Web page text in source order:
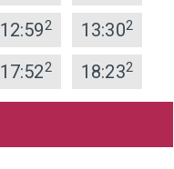
12:592 13:302
17:522 18:232